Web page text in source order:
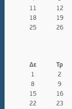
11
12
18
19
25
26
Δε Τρ
1
2
8
9
15
16
22
23